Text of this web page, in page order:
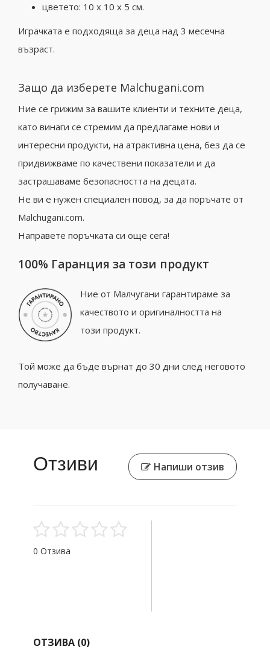
цветето: 10 х 10 х 5 см.
Играчката е подходяща за деца над 3 месечна
възраст.
Защо да изберете Malchugani.com
Ние се грижим за вашите клиенти и техните деца,
като винаги се стремим да предлагаме нови и
интересни продукти, на атрактивна цена, без да се
придвижваме по качествени показатели и да
застрашаваме безопасността на децата.
Не ви е нужен специален повод, за да поръчате от
Malchugani.com.
Направете поръчката си още сега!
100% Гаранция за този продукт
Ние от Малчугани гарантираме за
качеството и оригиналността на
този продукт.
Той може да бъде върнат до 30 дни след неговото
получаване.
Отзиви Напиши отзив
0 Отзива
ОТЗИВА (0)